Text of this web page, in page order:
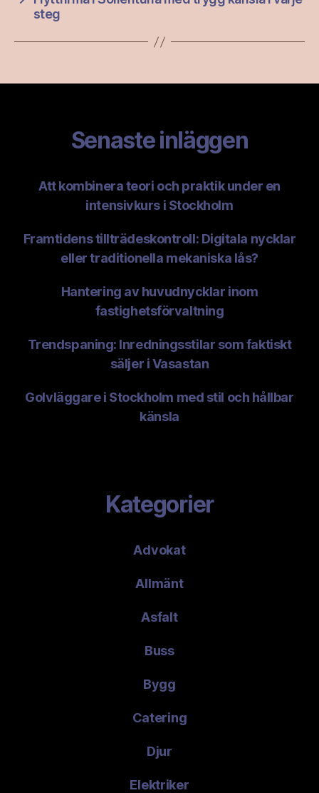
steg
Senaste inläggen
Att kombinera teori och praktik under en
intensivkurs i Stockholm
Framtidens tillträdeskontroll: Digitala nycklar
eller traditionella mekaniska lås?
Hantering av huvudnycklar inom
fastighetsförvaltning
Trendspaning: Inredningsstilar som faktiskt
säljer i Vasastan
Golvläggare i Stockholm med stil och hållbar
känsla
Kategorier
Advokat
Allmänt
Asfalt
Buss
Bygg
Catering
Djur
Elektriker